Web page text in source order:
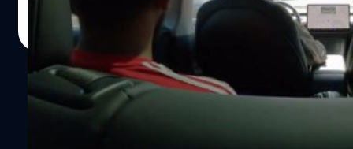
เป็นกลุ่มแรก ก่อนที่บริษัทจะเปิดตัวแท็กซี่ไร้คนขับในเดือน
มิถุนายน 2025 เพื่อหวังช่วยสร้างรายได้เข้าบริษัทภายใน
ปลายปีหน้า
ศิลา วงศ์เจริญ | 470 days ago
Read More
1